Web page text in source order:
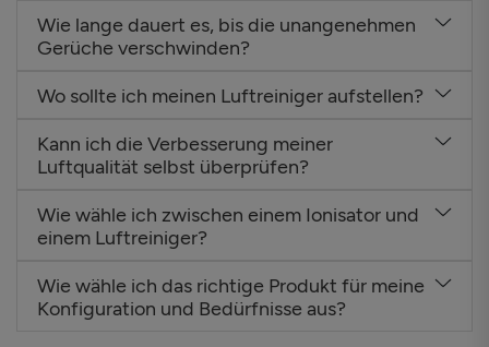
Wie lange dauert es, bis die unangenehmen
Gerüche verschwinden?
Wo sollte ich meinen Luftreiniger aufstellen?
Kann ich die Verbesserung meiner
Luftqualität selbst überprüfen?
Wie wähle ich zwischen einem Ionisator und
einem Luftreiniger?
Wie wähle ich das richtige Produkt für meine
Konfiguration und Bedürfnisse aus?